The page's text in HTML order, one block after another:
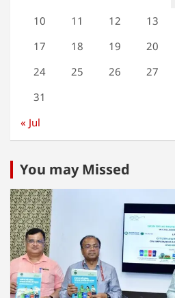
10
11 12 13
17
18 19 20
24
25 26 27
31
« Jul
You may Missed